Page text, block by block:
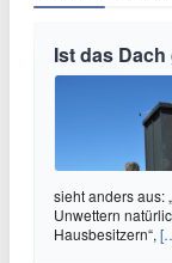
Ist das
sieht anders aus:
Unwettern
Hausbesitzern“,